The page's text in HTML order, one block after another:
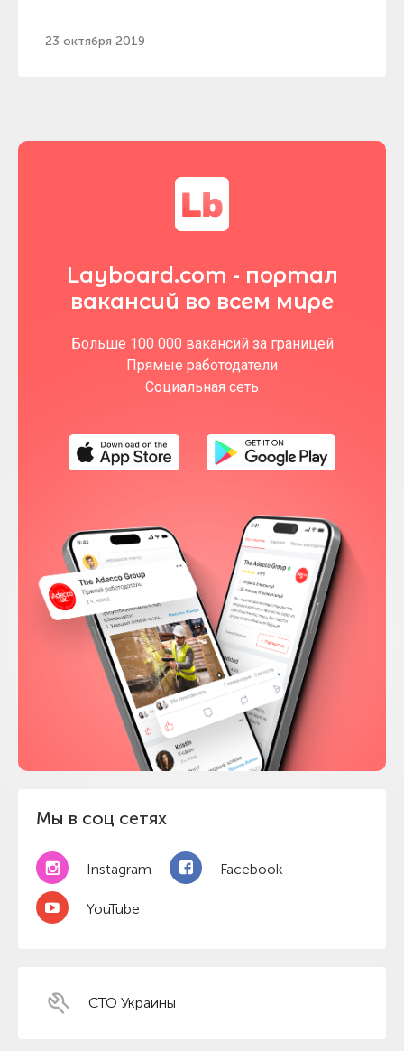
23 октября 2019
Мы в соц сетях
Instagram Facebook
YouTube
Layboard.com - портал
вакансий во всем мире
Больше 100 000 вакансий за границей
Прямые работодатели
Социальная сеть
СТО Украины